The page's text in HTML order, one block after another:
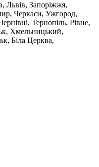
Львів, Запоріжжя,
Черкаси, Ужгород,
Тернопіль, Рівне,
Хмельницький,
Біла Церква,